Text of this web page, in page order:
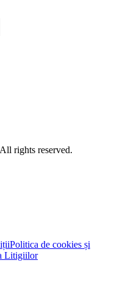
rights reserved.
Politica de cookies și
Litigiilor